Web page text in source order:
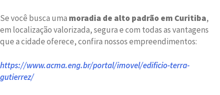
Se você busca uma moradia de alto padrão em Curitiba,
em localização valorizada, segura e com todas as vantagens
que a cidade oferece, confira nossos empreendimentos:
https://www.acma.eng.br/portal/imovel/edificio-terra-
gutierrez/